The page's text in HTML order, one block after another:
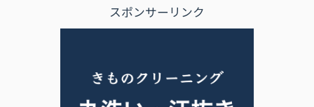
スポンサーリンク